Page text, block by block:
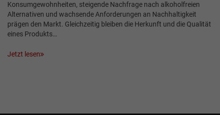
Konsumgewohnheiten, steigende Nachfrage nach alkoholfreien
Alternativen und wachsende Anforderungen an Nachhaltigkeit
prägen den Markt. Gleichzeitig bleiben die Herkunft und die Qualität
eines Produkts…
Jetzt lesen